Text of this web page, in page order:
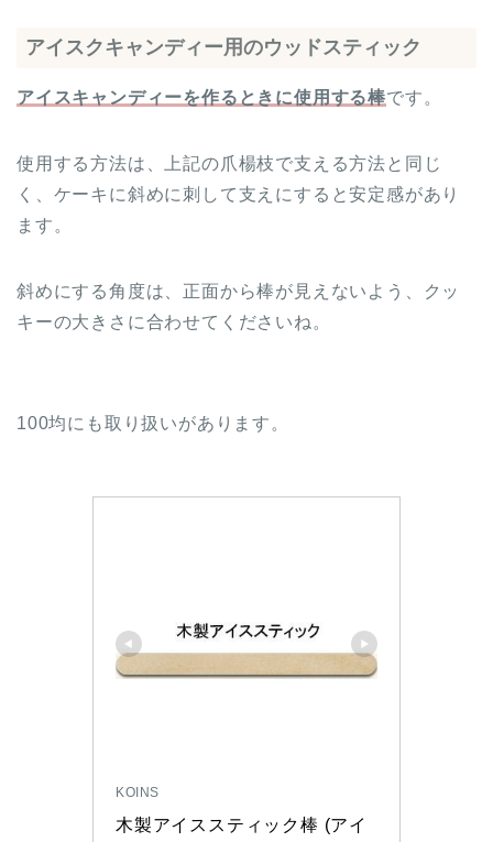
アイスクキャンディー用のウッドスティック
アイスキャンディーを作るときに使用する棒です。
使用する方法は、上記の爪楊枝で支える方法と同じ
く、ケーキに斜めに刺して支えにすると安定感があり
ます。
斜めにする角度は、正面から棒が見えないよう、クッ
キーの大きさに合わせてくださいね。
100均にも取り扱いがあります。
KOINS
木製アイススティック棒 (アイ